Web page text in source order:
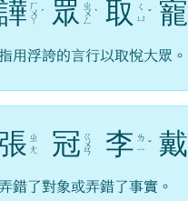
ㄏ
ㄨ
ㄚ
ˊ 眾 ㄓ
ㄨ
ㄥ
ˋ 取
ㄑ
ㄩ ˇ 寵
用浮誇的言行以取悅大眾。
張 ㄓ
ㄤ
冠 ㄍ
ㄨ
ㄢ 李 ㄌ
ㄧ ˇ 戴
錯了對象或弄錯了事實。